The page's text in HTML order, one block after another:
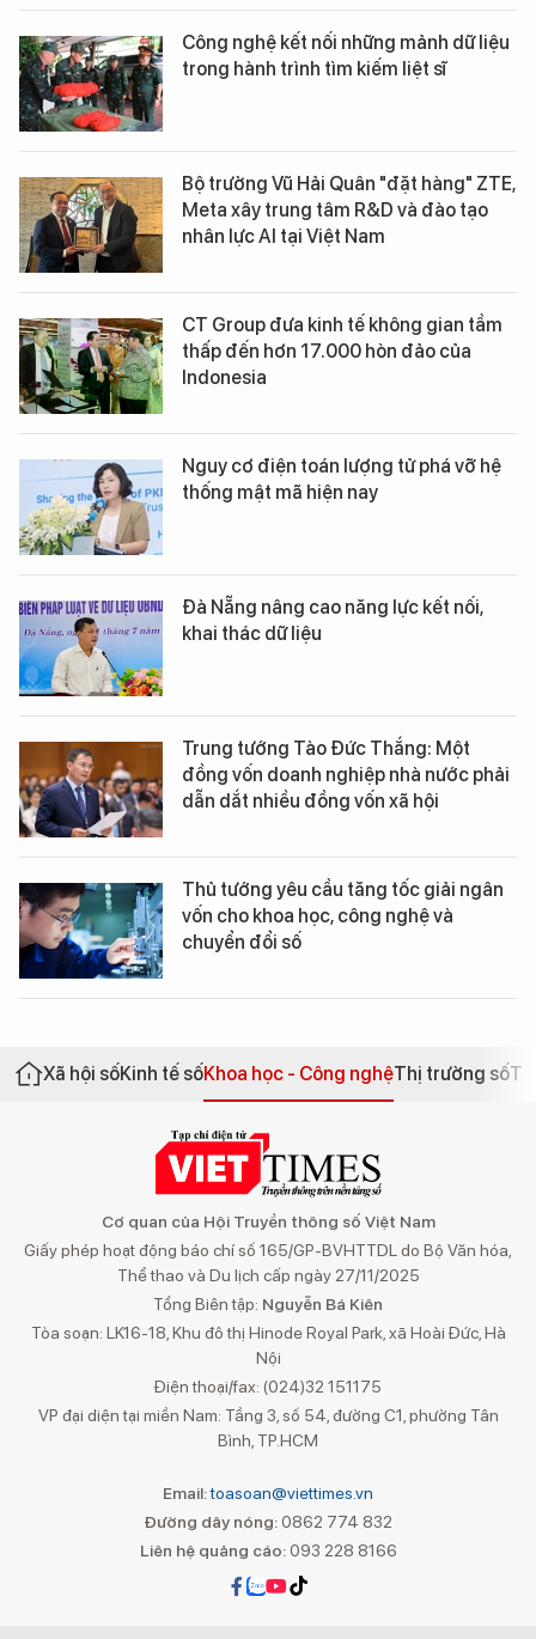
Công nghệ kết nối những mảnh dữ liệu
trong hành trình tìm kiếm liệt sĩ
Bộ trưởng Vũ Hải Quân "đặt hàng" ZTE,
Meta xây trung tâm R&D và đào tạo
nhân lực AI tại Việt Nam
CT Group đưa kinh tế không gian tầm
thấp đến hơn 17.000 hòn đảo của
Indonesia
Nguy cơ điện toán lượng tử phá vỡ hệ
thống mật mã hiện nay
Đà Nẵng nâng cao năng lực kết nối,
khai thác dữ liệu
Trung tướng Tào Đức Thắng: Một
đồng vốn doanh nghiệp nhà nước phải
dẫn dắt nhiều đồng vốn xã hội
Thủ tướng yêu cầu tăng tốc giải ngân
vốn cho khoa học, công nghệ và
chuyển đổi số
Xã hội sốKinh tế sốKhoa học - Công nghệThị trường số
Cơ quan của Hội Truyền thông số Việt Nam
Giấy phép hoạt động báo chí số 165/GP-BVHTTDL do Bộ Văn hóa,
Thể thao và Du lịch cấp ngày 27/11/2025
Tổng Biên tập: Nguyễn Bá Kiên
Tòa soạn: LK16-18, Khu đô thị Hinode Royal Park, xã Hoài Đức, Hà
Nội
Điện thoại/fax: (024)32 151175
VP đại diện tại miền Nam: Tầng 3, số 54, đường C1, phường Tân
Bình, TP.HCM
Email:toasoan@viettimes.vn
Đường dây nóng: 0862 774 832
Liên hệ quảng cáo:093 228 8166